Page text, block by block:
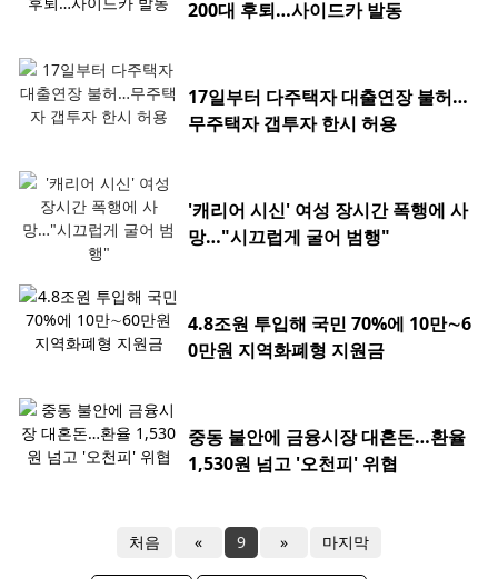
200대 후퇴…사이드카 발동
17일부터 다주택자 대출연장 불허…
무주택자 갭투자 한시 허용
'캐리어 시신' 여성 장시간 폭행에 사
망…"시끄럽게 굴어 범행"
4.8조원 투입해 국민 70%에 10만∼6
0만원 지역화폐형 지원금
중동 불안에 금융시장 대혼돈…환율
1,530원 넘고 '오천피' 위협
처음 « 9 » 마지막